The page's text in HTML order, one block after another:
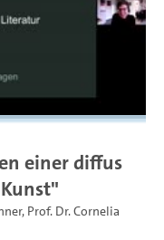
einer diffus
, Prof. Dr. Cornelia